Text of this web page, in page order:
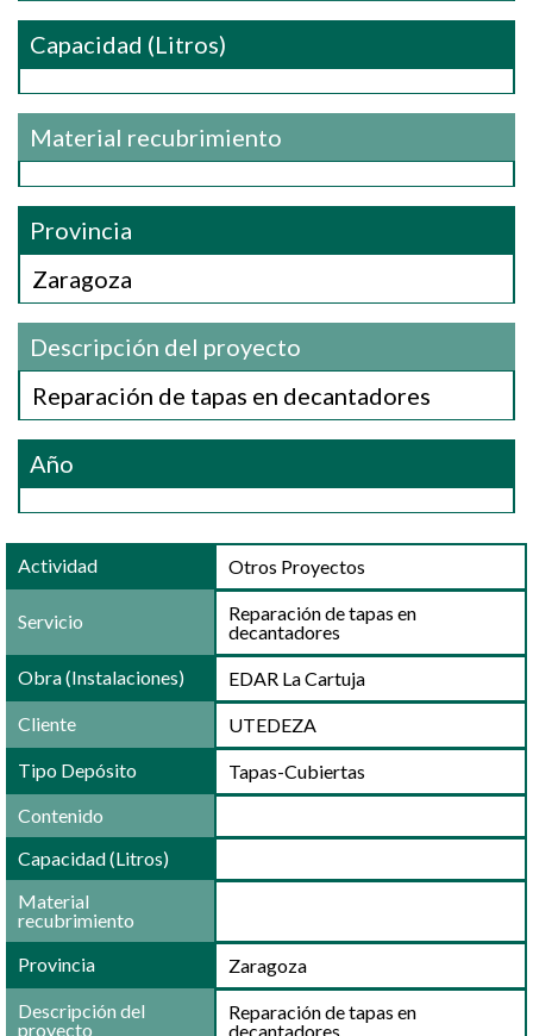
Capacidad (Litros)
Material recubrimiento
Provincia
Zaragoza
Descripción del proyecto
Reparación de tapas en decantadores
Año
Actividad Otros Proyectos
Servicio
Reparación de tapas en
decantadores
Obra (Instalaciones) EDAR La Cartuja
Cliente UTEDEZA
Tipo Depósito
Tapas-Cubiertas
Contenido
Capacidad (Litros)
Material
recubrimiento
Provincia
Zaragoza
Descripción del
proyecto
Reparación de tapas en
decantadores